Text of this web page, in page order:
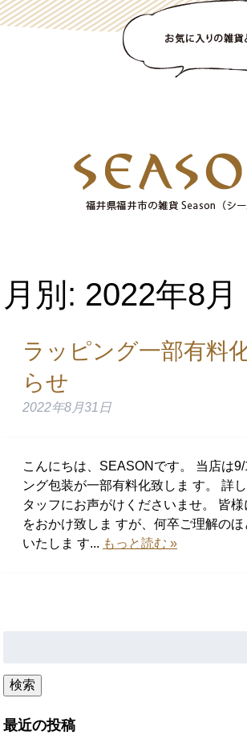
月別: 2022年8月
ラッピング一部有料
らせ
2022年8月31日
こんにちは、SEASONです。 当店は
ング包装が一部有料化致しま す。 詳
タッフにお声がけくださいませ。 皆
をおかけ致しま すが、何卒ご理解の
いたしま す... もっと読む »
検索
最近の投稿